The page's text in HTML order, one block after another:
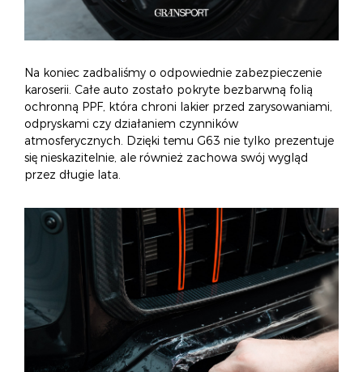
Na koniec zadbaliśmy o odpowiednie zabezpieczenie
karoserii. Całe auto zostało pokryte bezbarwną folią
ochronną PPF, która chroni lakier przed zarysowaniami,
odpryskami czy działaniem czynników
atmosferycznych. Dzięki temu G63 nie tylko prezentuje
się nieskazitelnie, ale również zachowa swój wygląd
przez długie lata.